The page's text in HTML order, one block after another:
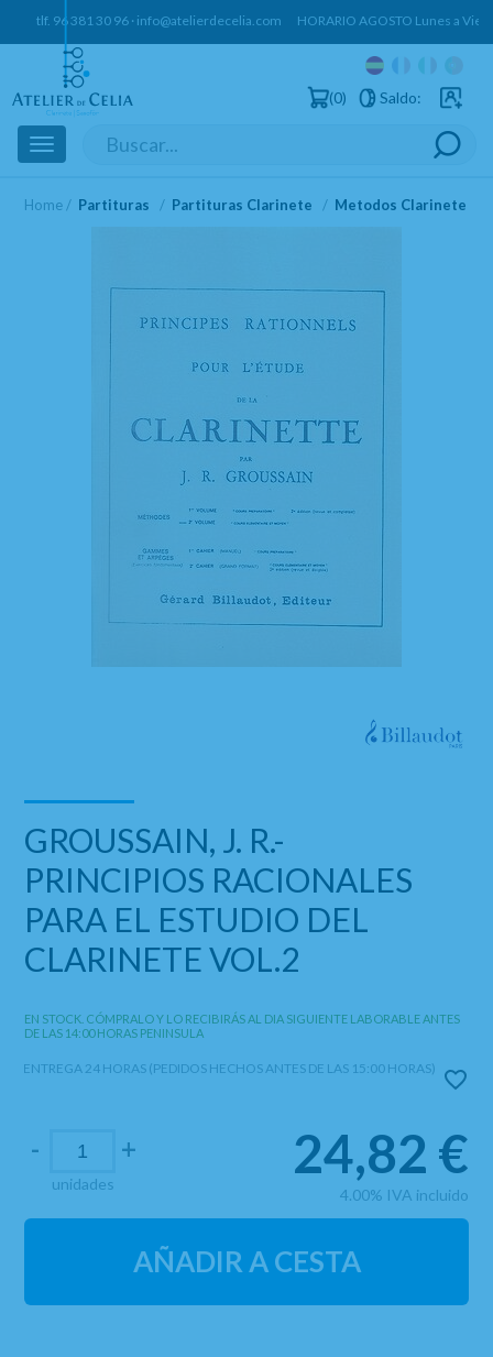
tlf. 96 381 30 96 · info@atelierdecelia.com HORARIO AGOSTO Lunes a
0 Saldo:
Toggle
navigation
Home Partituras Partituras Clarinete Metodos Clarinete
GROUSSAIN, J. R.-
PRINCIPIOS RACIONALES
PARA EL ESTUDIO DEL
CLARINETE VOL.2
EN STOCK. CÓMPRALO Y LO RECIBIRÁS AL DIA SIGUIENTE LABORABLE ANTES
DE LAS 14:00 HORAS PENINSULA
ENTREGA 24 HORAS (PEDIDOS HECHOS ANTES DE LAS 15:00 HORAS)
-
unidades
+ 24,82 €
4.00% IVA incluido
AÑADIR A CESTA